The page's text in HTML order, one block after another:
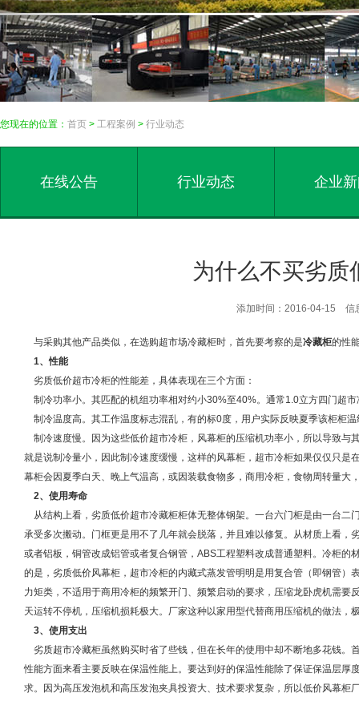
您现在的位置： 首页 > 工程案例 > 行业动态
在线公告 行业动态 企业
为什么不买劣质
添加时间：2016-04-15 信
与采购其他产品类似，在选购超市场冷藏柜时，首先要考察的是冷藏柜的性
1、性能
劣质低价超市冷柜的性能差，具体表现在三个方面：
制冷功率小。其匹配的机组功率相对约小30%至40%。通常1.0立方四门
制冷温度高。其工作温度标志混乱，有的标0度，用户实际反映夏季该柜
制冷速度慢。因为这些低价超市冷柜，风幕柜的压缩机功率小，所以导致与
就是说制冷量小，因此制冷速度缓慢，这样的风幕柜，超市冷柜如果仅仅只
幕柜会因夏季白天、晚上气温高，或因装载食物多，商用冷柜，食物周转
2、使用寿命
从结构上看，劣质低价超市冷藏柜柜体无整体钢架。一台六门柜是由一台二
承受多次搬动。门框更是用不了几年就会脱落，并且难以修复。从材质上看
或者铝板，铜管改成铝管或者复合钢管，ABS工程塑料改成普通塑料。冷柜
的是，劣质低价风幕柜，超市冷柜的内藏式蒸发管明明是用复合管（即钢管
力矩类，不适用于商用冷柜的频繁开门、频繁启动的要求，压缩龙卧虎机需
天运转不停机，压缩机损耗极大。厂家这种以家用型代替商用压缩机的做
3、使用支出
劣质超市冷藏柜虽然购买时省了些钱，但在长年的使用中却不断地多花钱。
性能方面来看主要反映在保温性能上。要达到好的保温性能除了保证保温层
求。因为高压发泡机和高压发泡夹具投资大、技术要求复杂，所以低价风幕